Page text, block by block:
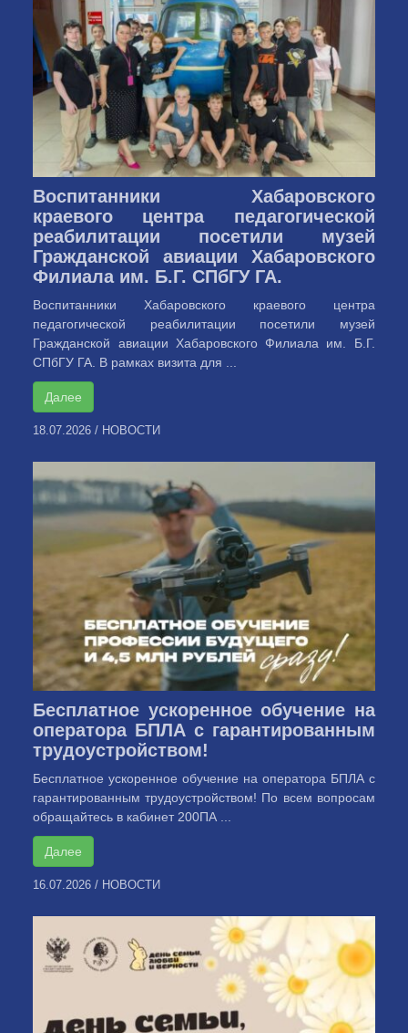
Воспитанники Хабаровского
краевого центра педагогической
реабилитации посетили музей
Гражданской авиации Хабаровского
Филиала им. Б.Г. СПбГУ ГА.
Воспитанники Хабаровского краевого центра
педагогической реабилитации посетили музей
Гражданской авиации Хабаровского Филиала им. Б.Г.
СПбГУ ГА. В рамках визита для ...
Далее
18.07.2026 / НОВОСТИ
Бесплатное ускоренное обучение на
оператора БПЛА с гарантированным
трудоустройством!
Бесплатное ускоренное обучение на оператора БПЛА с
гарантированным трудоустройством! По всем вопросам
обращайтесь в кабинет 200ПА ...
Далее
16.07.2026 / НОВОСТИ